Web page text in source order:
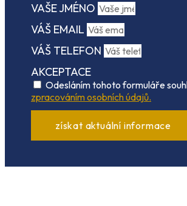
VAŠE JMÉNO
VÁŠ EMAIL
VÁŠ TELEFON
AKCEPTACE
Odesláním tohoto formuláře
zpracováním osobních údajů.
získat aktuální informace